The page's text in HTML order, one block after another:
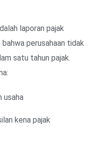
laporan pajak
bahwa perusahaan tidak
satu tahun pajak.
usaha
kena pajak